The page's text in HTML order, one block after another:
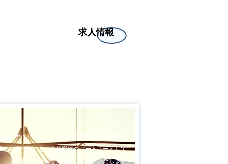
求人情報
・アウトソーシング、総合委託業務で
とノウハウのもと企業戦略のパートナーとして
人事システムを強力にサポートいたします